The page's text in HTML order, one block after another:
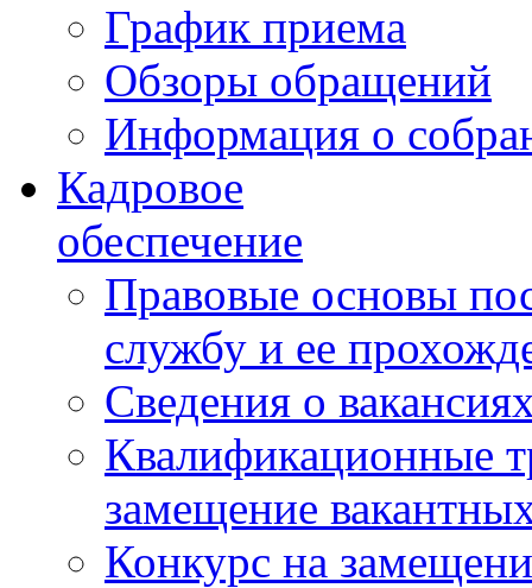
График приема
Обзоры обращений
Информация о
Кадровое
обеспечение
Правовые основы
службу и ее
Сведения о
Квалификационные
замещение
Конкурс на